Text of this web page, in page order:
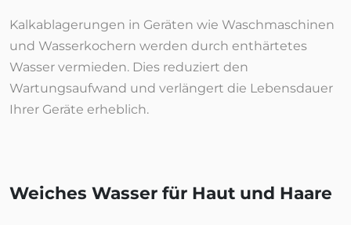
Kalkablagerungen in Geräten wie Waschmaschinen
und Wasserkochern werden durch enthärtetes
Wasser vermieden. Dies reduziert den
Wartungsaufwand und verlängert die Lebensdauer
Ihrer Geräte erheblich.
Weiches Wasser für Haut und Haare